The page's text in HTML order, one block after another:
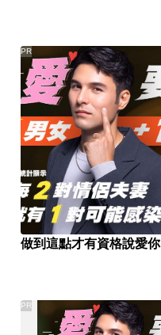
做到這點才有資格說愛你
PR
PR